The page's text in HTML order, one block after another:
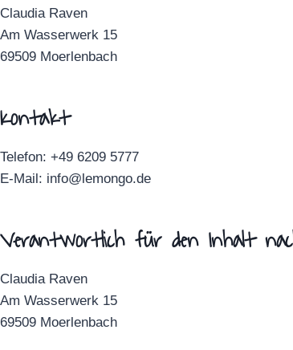
Claudia Raven
Am Wasserwerk 15
69509 Moerlenbach
Kontakt
Telefon: +49 6209 5777
E-Mail: info@lemongo.de
Verantwortlich für den Inhalt
Claudia Raven
Am Wasserwerk 15
69509 Moerlenbach